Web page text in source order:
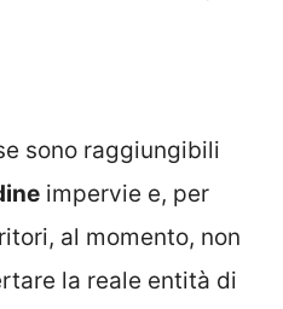
sono raggiungibili
impervie e, per
al momento, non
la reale entità di